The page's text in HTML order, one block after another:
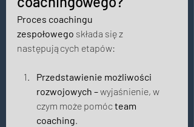
Proces coachingu
zespołowego składa się z
następujących etapów:
Przedstawienie możliwości
rozwojowych – wyjaśnienie, w
czym może pomóc team
coaching.